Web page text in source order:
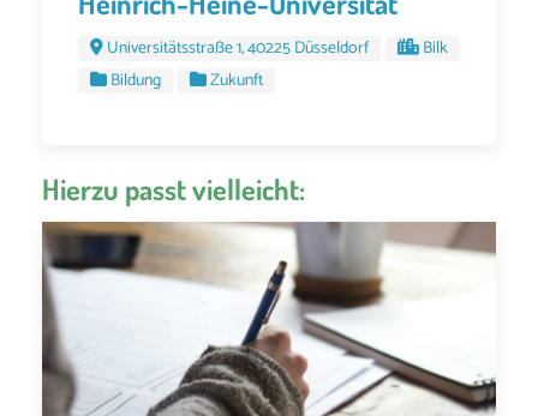
Universitätsstraße 1, 40225 Düsseldorf
Bilk
Bildung
Zukunft
Hierzu passt vielleicht: